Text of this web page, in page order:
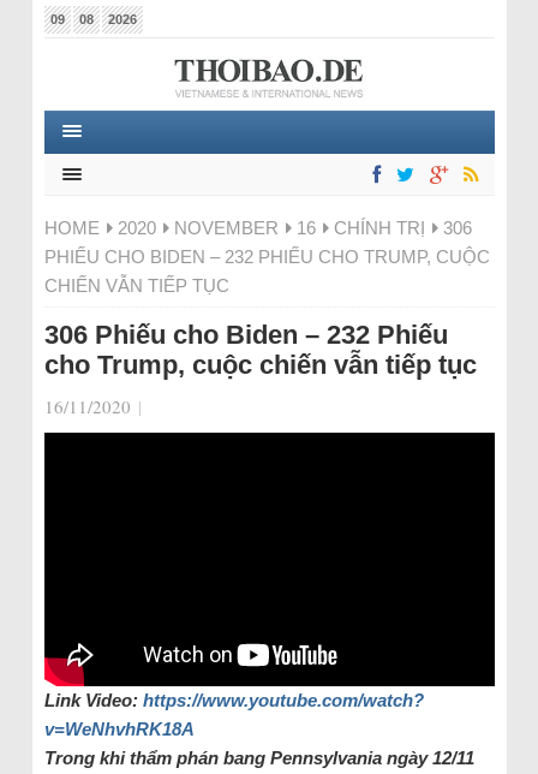
09 08 2026
HOME 2020 NOVEMBER 16 CHÍNH TRỊ
306
PHIẾU CHO BIDEN – 232 PHIẾU CHO TRUMP, CUỘC
CHIẾN VẪN TIẾP TỤC
306 Phiếu cho Biden – 232 Phiếu
cho Trump, cuộc chiến vẫn tiếp tục
16/11/2020 |
Link Video: https://www.youtube.com/watch?
v=WeNhvhRK18A
Trong khi thẩm phán bang Pennsylvania ngày 12/11